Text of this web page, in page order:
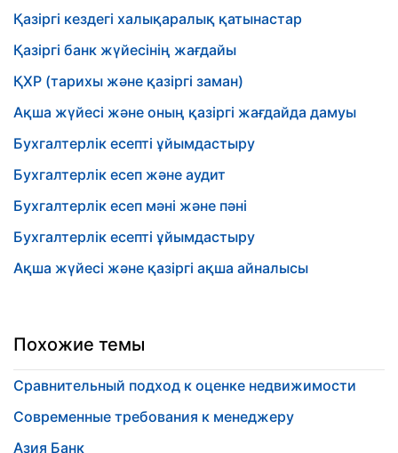
Қазіргі кездегі халықаралық қатынастар
Қазіргі банк жүйесінің жағдайы
ҚХР (тарихы және қазіргі заман)
Ақша жүйесі және оның қазіргі жағдайда дамуы
Бухгалтерлік есепті ұйымдастыру
Бухгалтерлік есеп және аудит
Бухгалтерлік есеп мәні және пәні
Бухгалтерлік есепті ұйымдастыру
Ақша жүйесі және қазіргі ақша айналысы
Похожие темы
Сравнительный подход к оценке недвижимости
Современные требования к менеджеру
Азия Банк